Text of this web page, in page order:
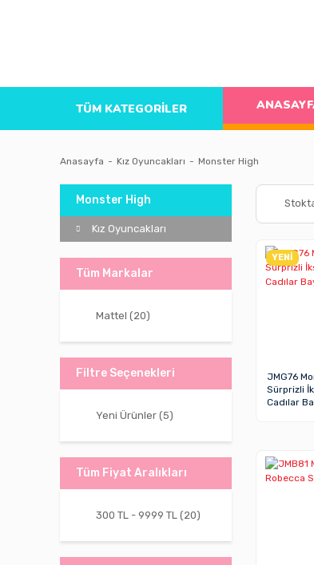
TÜM KATEGORİLER
Anasayfa Kız Oyuncakları Monster High
Monster High
Kız Oyuncakları
Tüm Markalar
Mattel (20)
Filtre Seçenekleri
Yeni Ürünler (5)
Tüm Fiyat Aralıkları
300 TL - 9999 TL (20)
YENİ
JMG76
Sürprizli
Cadılar